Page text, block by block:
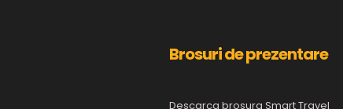
Brosuri de prezentare
Descarca brosura Smart Travel